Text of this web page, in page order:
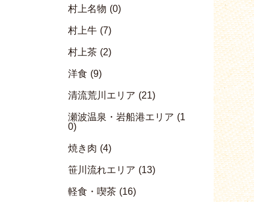
村上名物 (0)
村上牛 (7)
村上茶 (2)
洋食 (9)
清流荒川エリア (21)
瀬波温泉・岩船港エリア (1
0)
焼き肉 (4)
笹川流れエリア (13)
軽食・喫茶 (16)